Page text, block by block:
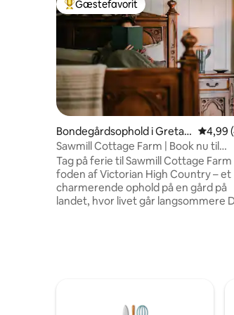
Bedste gæstefavorit
Gæstefavorit
Bondegårdsophold i Greta S
outh
4,99
4,99
Sawmill Cottage Farm | Book nu til
foråret
Tag på ferie til Sawmill Cottage
foden af Victorian High Country – et
charmerende ophold på en gård på
landet, hvor livet går langsommere Det
hjemmelavet bacon medfølger Varm op